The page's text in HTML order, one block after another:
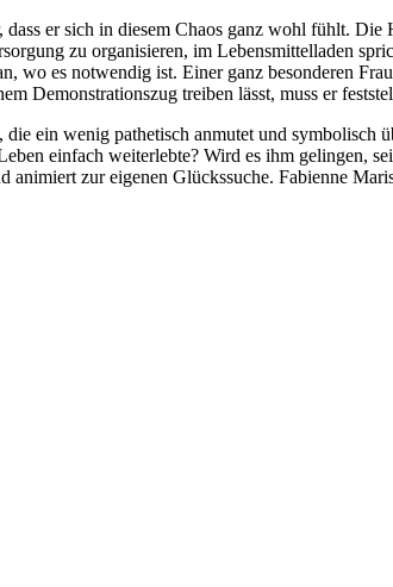
er sich in diesem Chaos ganz wohl fühlt.
zu organisieren, im Lebensmittelladen
wo es notwendig ist. Einer ganz besonderen
Demonstrationszug treiben lässt, muss er
ein wenig pathetisch anmutet und
einfach weiterlebte? Wird es ihm gelingen,
zur eigenen Glückssuche. Fabienne